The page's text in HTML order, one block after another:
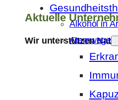
Alkohol in
Atemwege
Aktuelle
Wir unterstützen